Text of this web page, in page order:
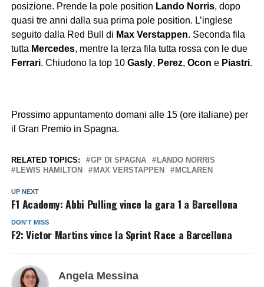
posizione. Prende la pole position Lando Norris, dopo
quasi tre anni dalla sua prima pole position. L’inglese
seguito dalla Red Bull di Max Verstappen. Seconda fila
tutta Mercedes, mentre la terza fila tutta rossa con le due
Ferrari. Chiudono la top 10 Gasly, Perez, Ocon ePiastri.
Prossimo appuntamento domani alle 15 (ore italiane) per
il Gran Premio in Spagna.
RELATED TOPICS: GP DI SPAGNA
LANDO NORRIS
LEWIS HAMILTON
MAX VERSTAPPEN MCLAREN
UP NEXT
F1 Academy: Abbi Pulling vince la gara 1 a Barcellona
DON'T MISS
F2: Victor Martins vince la Sprint Race a Barcellona
Angela Messina